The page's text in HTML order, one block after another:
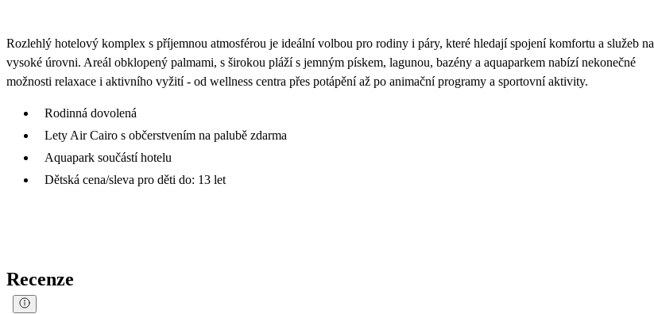
Rozlehlý hotelový komplex s příjemnou atmosférou je ideální volbou pro rodiny i páry, které hledají spojení komfortu a služeb na
vysoké úrovni. Areál obklopený palmami, s širokou pláží s jemným pískem, lagunou, bazény a aquaparkem nabízí nekonečné
možnosti relaxace i aktivního vyžití - od wellness centra přes potápění až po animační programy a sportovní aktivity.
Rodinná dovolená
Lety Air Cairo s občerstvením na palubě zdarma
Aquapark součástí hotelu
Dětská cena/sleva pro děti do: 13 let
Recenze